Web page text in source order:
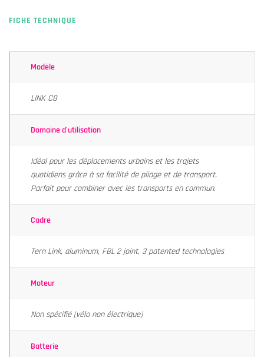
FICHE TECHNIQUE
Modèle
LINK C8
Domaine d'utilisation
Idéal pour les déplacements urbains et les trajets
quotidiens grâce à sa facilité de pliage et de transport.
Parfait pour combiner avec les transports en commun.
Cadre
Tern Link, aluminum, FBL 2 joint, 3 patented technologies
Moteur
Non spécifié (vélo non électrique)
Batterie